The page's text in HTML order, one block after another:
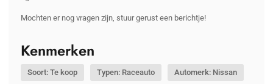
Mochten er nog vragen zijn, stuur gerust een berichtje!
Kenmerken
Soort: Te koop Typen: Raceauto Automerk: Nissan